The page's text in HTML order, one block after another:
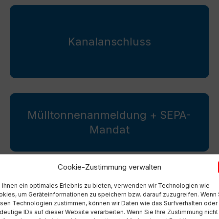
Cookie-Zustimmung verwalten
Ihnen ein optimales Erlebnis zu bieten, verwenden wir Technologien wie
um Geräteinformationen zu speichern bzw. darauf zuzugreifen. Wenn
Technologien zustimmen, können wir Daten wie das Surfverhalten oder
IDs auf dieser Website verarbeiten. Wenn Sie Ihre Zustimmung nicht
Kanalanschluss
Mülltonnenanmeldung + SEPA-
Mandat
Personen- und Meldeauskunft